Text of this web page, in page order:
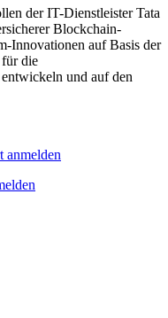
der IT-Dienstleister Tata
Blockchain-
Innovationen auf Basis der
die
und auf den